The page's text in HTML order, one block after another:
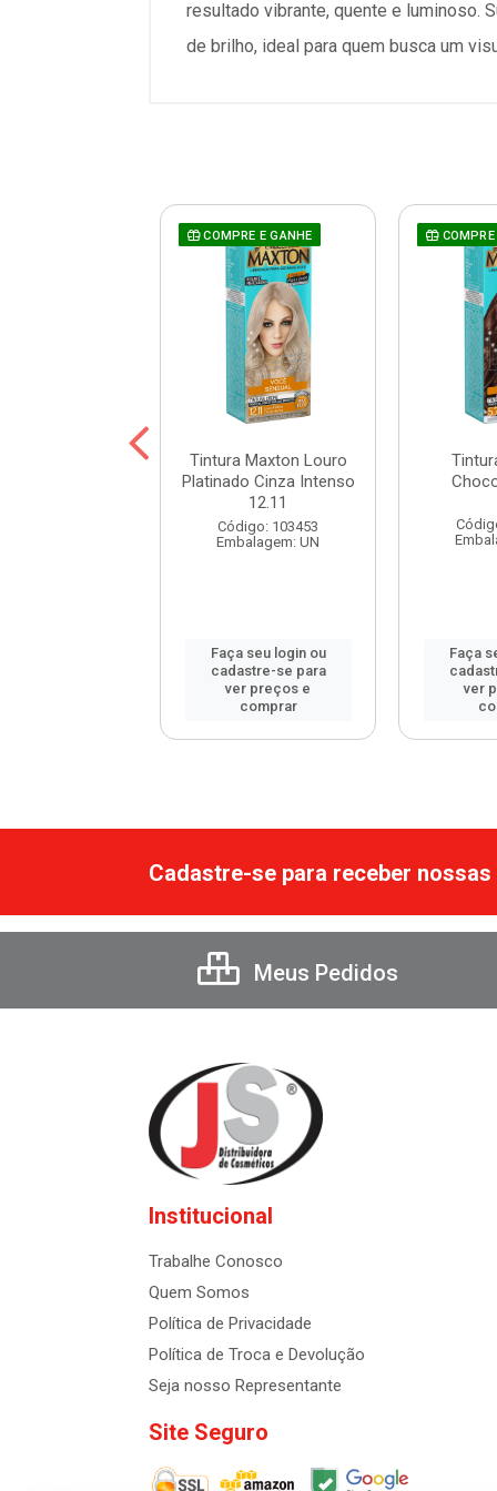
resultado vibrante, quente e luminoso.
de brilho, ideal para quem busca um
COMPRE E GANHE
Tintura Maxton Louro
Platinado Cinza Intenso
12.11
Código: 103453
Embalagem: UN
Faça seu login ou
cadastre-se para
ver preços e
comprar
COMPRE
Faça
ver
Cadastre-se para receber
Meus Pedidos
Institucional
Trabalhe Conosco
Quem Somos
Política de Privacidade
Política de Troca e Devolução
Seja nosso Representante
Site Seguro